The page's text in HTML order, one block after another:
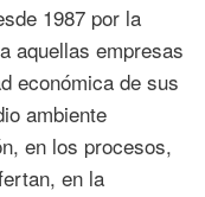
1987 por la
aquellas empresas
económica de sus
ambiente
en los procesos,
en la